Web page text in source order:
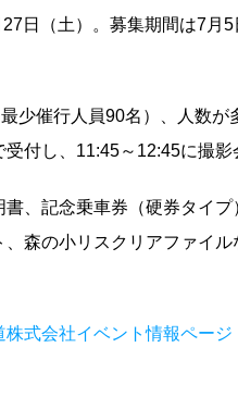
日（土）。募集期間は7月
少催行人員90名）、人数
付し、11:45～12:45に撮影
、記念乗車券（硬券タイ
、森の小リスクリアファイ
株式会社イベント情報ページ